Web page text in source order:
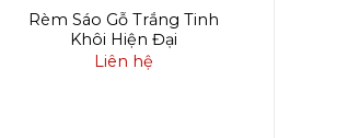
Rèm Sáo Gỗ Trắng Tinh
Khôi Hiện Đại
Liên hệ